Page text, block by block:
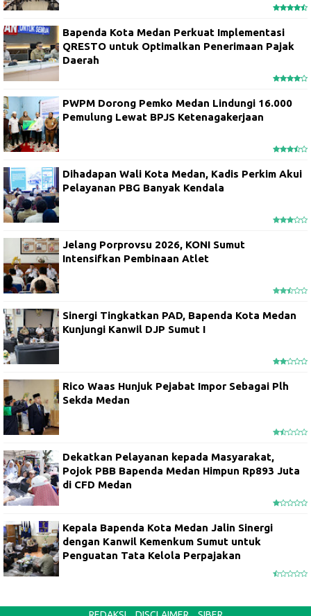
Bapenda Kota Medan Perkuat Implementasi
QRESTO untuk Optimalkan Penerimaan Pajak
Daerah
PWPM Dorong Pemko Medan Lindungi 16.000
Pemulung Lewat BPJS Ketenagakerjaan
Dihadapan Wali Kota Medan, Kadis Perkim Akui
Pelayanan PBG Banyak Kendala
Jelang Porprovsu 2026, KONI Sumut
Intensifkan Pembinaan Atlet
Sinergi Tingkatkan PAD, Bapenda Kota Medan
Kunjungi Kanwil DJP Sumut I
Rico Waas Hunjuk Pejabat Impor Sebagai Plh
Sekda Medan
Dekatkan Pelayanan kepada Masyarakat,
Pojok PBB Bapenda Medan Himpun Rp893 Juta
di CFD Medan
Kepala Bapenda Kota Medan Jalin Sinergi
dengan Kanwil Kemenkum Sumut untuk
Penguatan Tata Kelola Perpajakan